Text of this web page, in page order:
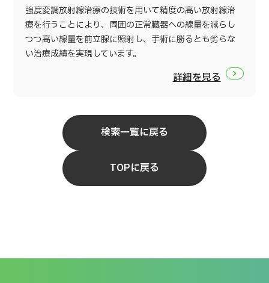
強度変調放射線治療の技術を用いて精度の高い放射線治
療を行うことにより、周囲の正常臓器への線量を減らし
つつ高い線量を前立腺に照射し、手術に勝るとも劣らな
い治療成績を実現しています。
詳細を見る
検索一覧に戻る
TOPに戻る